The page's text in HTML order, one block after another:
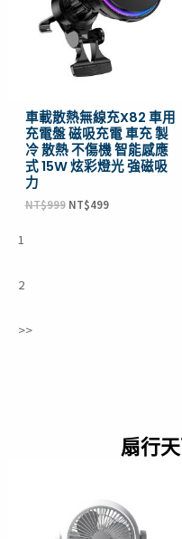
車載散熱無線充X82 車用
充電盤 磁吸充電 車充 製
冷 散熱 不傷機 智能感應
式 15W 炫彩燈光 強磁吸
力
NT$999 NT$499
1
2
>>
扇行
格：
NT$999。
價
格：
NT$569。